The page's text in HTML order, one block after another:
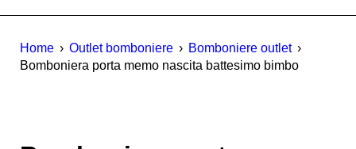
Home › Outlet bomboniere › Bomboniere outlet ›
Bomboniera porta memo nascita battesimo bimbo